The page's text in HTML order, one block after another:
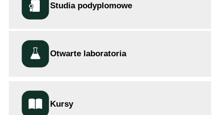
Studia podyplomowe
Otwarte laboratoria
Kursy